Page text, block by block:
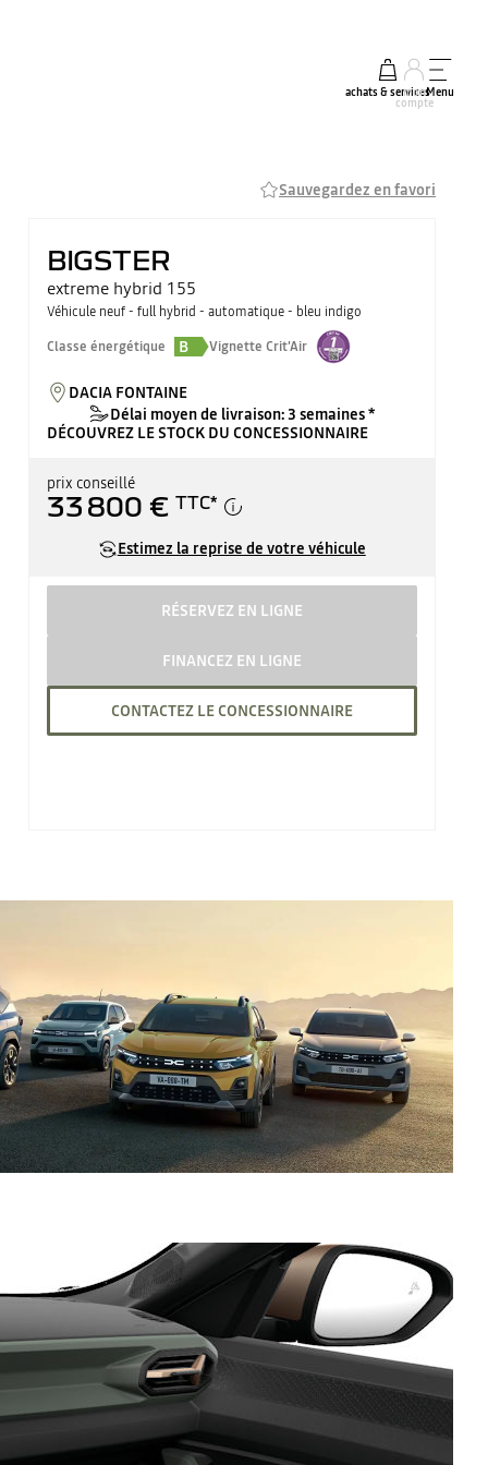
achats & services
mon
compte
Menu
Sauvegardez en favori
BIGSTER
extreme hybrid 155
Véhicule neuf - full hybrid - automatique - bleu indigo
Classe énergétique
B Vignette Crit'Air
DACIA FONTAINE
Délai moyen de livraison: 3 semaines *
DÉCOUVREZ LE STOCK DU CONCESSIONNAIRE
prix conseillé
33 800 € TTC*
Estimez la reprise de votre véhicule
RÉSERVEZ EN LIGNE
FINANCEZ EN LIGNE
CONTACTEZ LE CONCESSIONNAIRE